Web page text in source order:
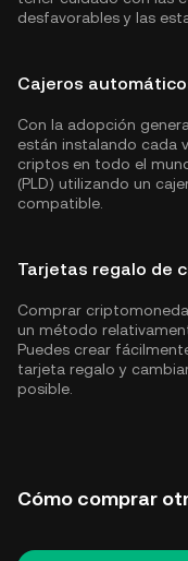
desfavorables y las
Cajeros
Con la adopción
están instalando cada
criptos en todo el
(PLD) utilizando un
compatible.
Tarjetas regalo de
Comprar
un método
Puedes crear
tarjeta regalo y
posible.
Cómo comprar